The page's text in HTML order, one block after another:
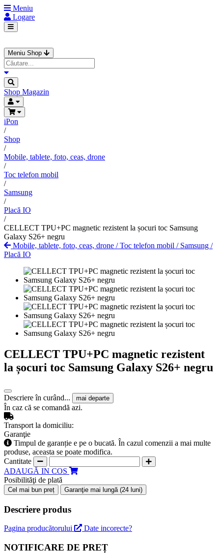
Meniu
Logare
Meniu Shop
Shop Magazin
iPon
/
Shop
/
Mobile, tablete, foto, ceas, drone
/
Toc telefon mobil
/
Samsung
/
Placă IO
/
CELLECT TPU+PC magnetic rezistent la șocuri toc Samsung
Galaxy S26+ negru
Mobile, tablete, foto, ceas, drone /Toc telefon mobil / Samsung /
Placă IO
CELLECT TPU+PC magnetic rezistent
la șocuri toc Samsung Galaxy S26+ negru
Descriere în curând... mai departe
În caz că se comandă azi.
Transport la domiciliu:
Garanţie
Timpul de garanție e pe o bucată. În cazul comenzii a mai multe
produse, aceasta se poate modifica.
Cantitate
ADAUGĂ IN COS
Posibilităţi de plată
Cel mai bun preț Garanţie mai lungă (24 luni)
Descriere produs
Pagina producătorului Date incorecte?
NOTIFICARE DE PREȚ